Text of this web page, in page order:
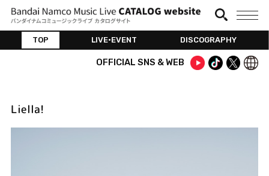
TOP LIVE•EVENT DISCOGRAPHY
OFFICIAL SNS & WEB
Liella!